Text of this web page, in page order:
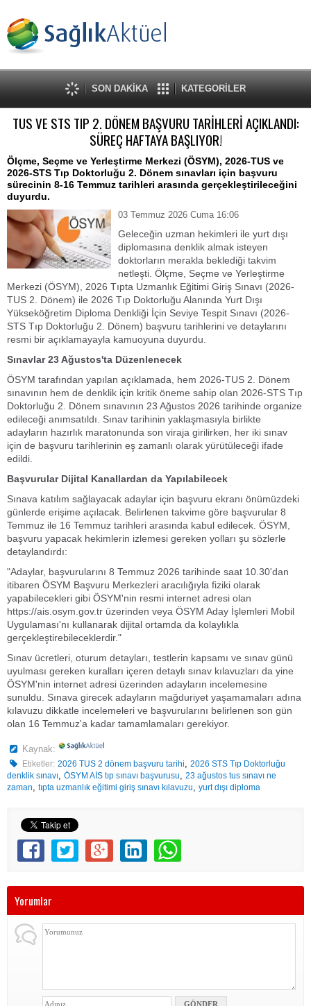
SON DAKİKA KATEGORİLER
TUS VE STS TIP 2. DÖNEM BAŞVURU TARİHLERİ AÇIKLANDI:
SÜREÇ HAFTAYA BAŞLIYOR!
Ölçme, Seçme ve Yerleştirme Merkezi (ÖSYM), 2026-TUS ve
2026-STS Tıp Doktorluğu 2. Dönem sınavları için başvuru
sürecinin 8-16 Temmuz tarihleri arasında gerçekleştirileceğini
duyurdu.
03 Temmuz 2026 Cuma 16:06
Geleceğin uzman hekimleri ile yurt dışı
diplomasına denklik almak isteyen
doktorların merakla beklediği takvim
netleşti. Ölçme, Seçme ve Yerleştirme
Merkezi (ÖSYM), 2026 Tıpta Uzmanlık Eğitimi Giriş Sınavı (2026-
TUS 2. Dönem) ile 2026 Tıp Doktorluğu Alanında Yurt Dışı
Yükseköğretim Diploma Denkliği İçin Seviye Tespit Sınavı (2026-
STS Tıp Doktorluğu 2. Dönem) başvuru tarihlerini ve detaylarını
resmi bir açıklamayayla kamuoyuna duyurdu.
Sınavlar 23 Ağustos'ta Düzenlenecek
ÖSYM tarafından yapılan açıklamada, hem 2026-TUS 2. Dönem
sınavının hem de denklik için kritik öneme sahip olan 2026-STS Tıp
Doktorluğu 2. Dönem sınavının 23 Ağustos 2026 tarihinde organize
edileceği anımsatıldı. Sınav tarihinin yaklaşmasıyla birlikte
adayların hazırlık maratonunda son viraja girilirken, her iki sınav
için de başvuru tarihlerinin eş zamanlı olarak yürütüleceği ifade
edildi.
Başvurular Dijital Kanallardan da Yapılabilecek
Sınava katılım sağlayacak adaylar için başvuru ekranı önümüzdeki
günlerde erişime açılacak. Belirlenen takvime göre başvurular 8
Temmuz ile 16 Temmuz tarihleri arasında kabul edilecek. ÖSYM,
başvuru yapacak hekimlerin izlemesi gereken yolları şu sözlerle
detaylandırdı:
"Adaylar, başvurularını 8 Temmuz 2026 tarihinde saat 10.30'dan
itibaren ÖSYM Başvuru Merkezleri aracılığıyla fiziki olarak
yapabilecekleri gibi ÖSYM'nin resmi internet adresi olan
https://ais.osym.gov.tr üzerinden veya ÖSYM Aday İşlemleri Mobil
Uygulaması'nı kullanarak dijital ortamda da kolaylıkla
gerçekleştirebileceklerdir."
Sınav ücretleri, oturum detayları, testlerin kapsamı ve sınav günü
uyulması gereken kuralları içeren detaylı sınav kılavuzları da yine
ÖSYM'nin internet adresi üzerinden adayların incelemesine
sunuldu. Sınava girecek adayların mağduriyet yaşamamaları adına
kılavuzu dikkatle incelemeleri ve başvurularını belirlenen son gün
olan 16 Temmuz'a kadar tamamlamaları gerekiyor.
Kaynak:
Etiketler: 2026 TUS 2 dönem başvuru tarihi,2026 STS Tıp Doktorluğu
denklik sınavı, ÖSYM AİS tıp sınavı başvurusu, 23 ağustos tus sınavı ne
zaman, tıpta uzmanlık eğitimi giriş sınavı kılavuzu, yurt dışı diploma
Yorumlar